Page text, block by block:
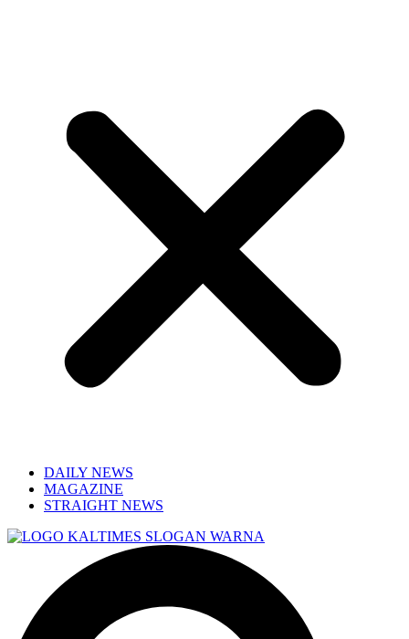
DAILY NEWS
MAGAZINE
STRAIGHT NEWS